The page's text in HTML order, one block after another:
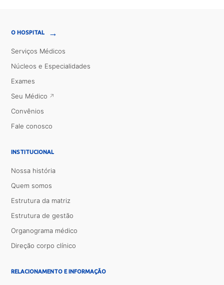
O HOSPITAL →
Serviços Médicos
Núcleos e Especialidades
Exames
Seu Médico
Convênios
Fale conosco
INSTITUCIONAL
Nossa história
Quem somos
Estrutura da matriz
Estrutura de gestão
Organograma médico
Direção corpo clínico
RELACIONAMENTO E INFORMAÇÃO